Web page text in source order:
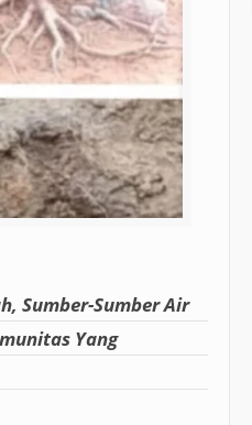
Sumber-Sumber Air
Yang